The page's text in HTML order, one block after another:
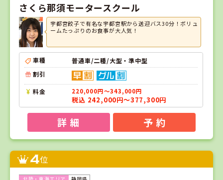
さくら那須モータースクール
宇都宮餃子で有名な宇都宮駅から送迎バス30分！ボリュ
ームたっぷりのお食事が大人気！
車種
普通車/二種/大型・準中型
割引
料金 220,000円～343,000円
税込 242,000円～377,300円
詳 細 予 約
4位